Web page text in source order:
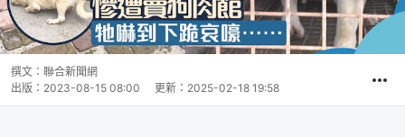
撰文： 聯合新聞網
出版： 2023-08-15 08:00 更新： 2025-02-18 19:58